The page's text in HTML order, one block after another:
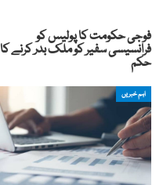
فوجی حکومت کا پولیس کو
فرانسیسی سفیر کو ملک بدر کرنے کا
حکم
اہم خبریں